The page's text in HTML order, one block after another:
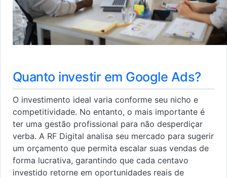
Quanto investir em Google Ads?
O investimento ideal varia conforme seu nicho e
competitividade. No entanto, o mais importante é
ter uma gestão profissional para não desperdiçar
verba. A RF Digital analisa seu mercado para sugerir
um orçamento que permita escalar suas vendas de
forma lucrativa, garantindo que cada centavo
investido retorne em oportunidades reais de